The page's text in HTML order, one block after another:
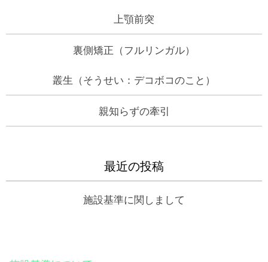
上顎前突
裏側矯正（フルリンガル）
叢生（そうせい：デコボコのこと）
親知らずの牽引
最近の投稿
施設基準に関しまして